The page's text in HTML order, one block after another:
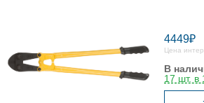
4449₽
Цена
В
17 шт. в